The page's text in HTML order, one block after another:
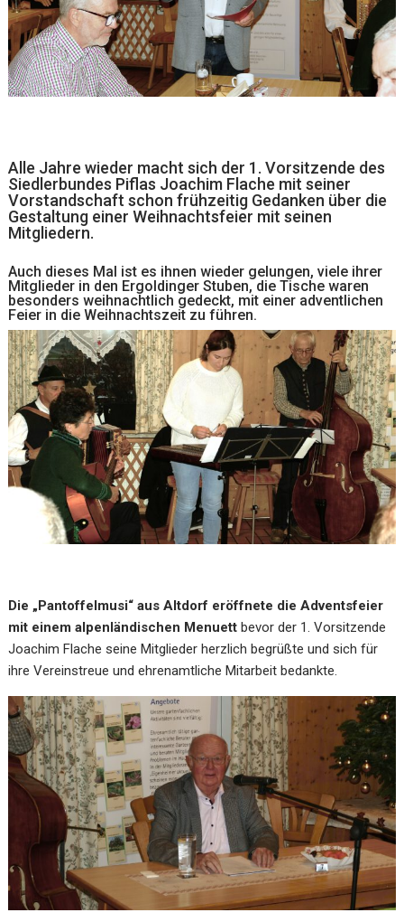
Alle Jahre wieder macht sich der 1. Vorsitzende des
Siedlerbundes Piflas Joachim Flache mit seiner
Vorstandschaft schon frühzeitig Gedanken über die
Gestaltung einer Weihnachtsfeier mit seinen
Mitgliedern.
Auch dieses Mal ist es ihnen wieder gelungen, viele ihrer
Mitglieder in den Ergoldinger Stuben, die Tische waren
besonders weihnachtlich gedeckt, mit einer adventlichen
Feier in die Weihnachtszeit zu führen.
Die „Pantoffelmusi“ aus Altdorf eröffnete die Adventsfeier
mit einem alpenländischen Menuett bevor der 1. Vorsitzende
Joachim Flache seine Mitglieder herzlich begrüßte und sich für
ihre Vereinstreue und ehrenamtliche Mitarbeit bedankte.